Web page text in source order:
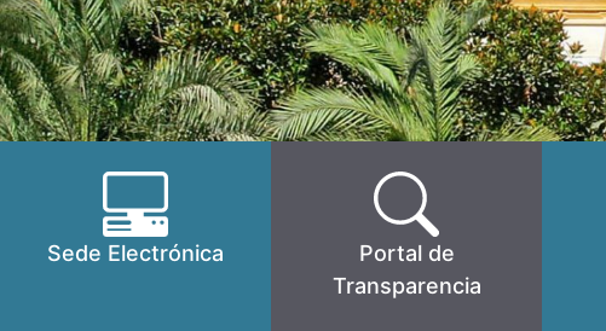
Sede Electrónica
Portal de
Transparencia